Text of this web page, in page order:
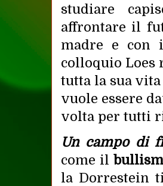
studiare
affrontare il
madre e con
colloquio Loes
tutta la sua vita
vuole essere
volta per tutti
Un campo di
come il
la Dorrestein